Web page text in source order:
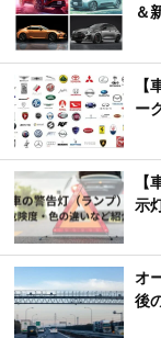
＆
ー
示
オ
後